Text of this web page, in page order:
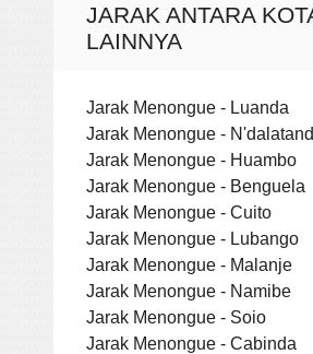
JARAK ANTARA
LAINNYA
Jarak Menongue - Luanda
Jarak Menongue -
Jarak Menongue - Huambo
Jarak Menongue - Benguela
Jarak Menongue - Cuito
Jarak Menongue - Lubango
Jarak Menongue - Malanje
Jarak Menongue - Namibe
Jarak Menongue - Soio
Jarak Menongue - Cabinda